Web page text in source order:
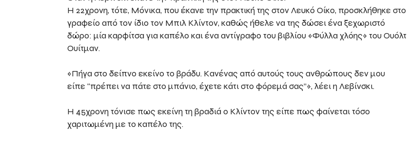
Η 22χρονη, τότε, Μόνικα, που έκανε την πρακτική της στον Λευκό Οίκο, προσκλήθηκε στο
γραφείο από τον ίδιο τον Μπιλ Κλίντον, καθώς ήθελε να της δώσει ένα ξεχωριστό
δώρο: μία καρφίτσα για καπέλο και ένα αντίγραφο του βιβλίου «Φύλλα χλόης» του Ουόλτ
Ουίτμαν.
«Πήγα στο δείπνο εκείνο το βράδυ. Κανένας από αυτούς τους ανθρώπους δεν μου
είπε “πρέπει να πάτε στο μπάνιο, έχετε κάτι στο φόρεμά σας”», λέει η Λεβίνσκι.
Η 45χρονη τόνισε πως εκείνη τη βραδιά ο Κλίντον της είπε πως φαίνεται τόσο
χαριτωμένη με το καπέλο της.